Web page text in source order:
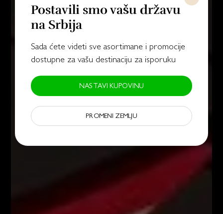
Postavili smo vašu državu
na Srbija
Sada ćete videti sve asortimane i promocije
dostupne za vašu destinaciju za isporuku
NASTAVI KUPOVINU
PROMENI ZEMLJU